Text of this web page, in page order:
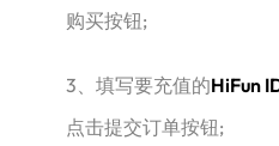
购买按钮;
3、填写要充值的HiFun
点击提交订单按钮;